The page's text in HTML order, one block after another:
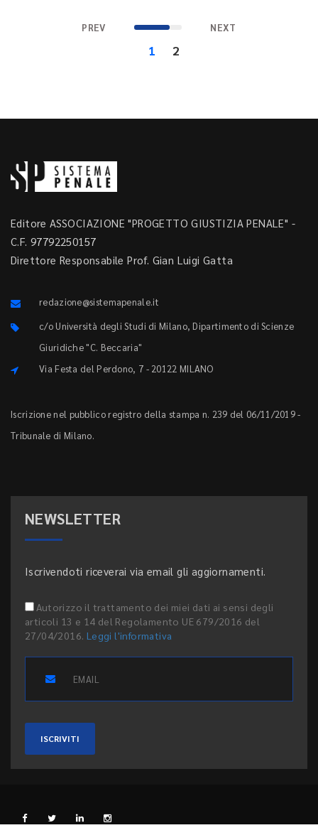
PREV
1 2
NEXT
Editore ASSOCIAZIONE "PROGETTO GIUSTIZIA PENALE" -
C.F. 97792250157
Direttore Responsabile Prof. Gian Luigi Gatta
redazione@sistemapenale.it
c/o Università degli Studi di Milano, Dipartimento di Scienze
Giuridiche "C. Beccaria"
Via Festa del Perdono, 7 - 20122 MILANO
Iscrizione nel pubblico registro della stampa n. 239 del 06/11/2019 -
Tribunale di Milano.
NEWSLETTER
Iscrivendoti riceverai via email gli aggiornamenti.
Autorizzo il trattamento dei miei dati ai sensi degli
articoli 13 e 14 del Regolamento UE 679/2016 del
27/04/2016. Leggi l'informativa
ISCRIVITI